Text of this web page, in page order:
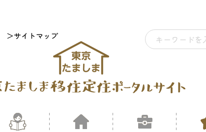
＞サイトマップ